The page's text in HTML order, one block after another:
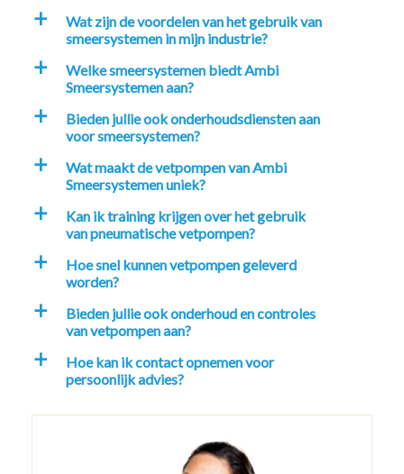
a
Wat zijn de voordelen van het gebruik van
smeersystemen in mijn industrie?
a
Welke smeersystemen biedt Ambi
Smeersystemen aan?
a
Bieden jullie ook onderhoudsdiensten aan
voor smeersystemen?
a
Wat maakt de vetpompen van Ambi
Smeersystemen uniek?
a
Kan ik training krijgen over het gebruik
van pneumatische vetpompen?
a
Hoe snel kunnen vetpompen geleverd
worden?
a
Bieden jullie ook onderhoud en controles
van vetpompen aan?
a
Hoe kan ik contact opnemen voor
persoonlijk advies?